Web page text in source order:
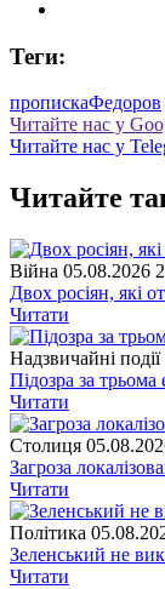
Теги:
пропискаФедоров
Читайте нас у
Читайте нас у
Читайте
Війна 05.08.2026
Двох росіян, які
Читати
Надзвичайні події
Підозра за
Читати
Столиця
Загроза
Читати
Полiтика
Зеленський не
Читати